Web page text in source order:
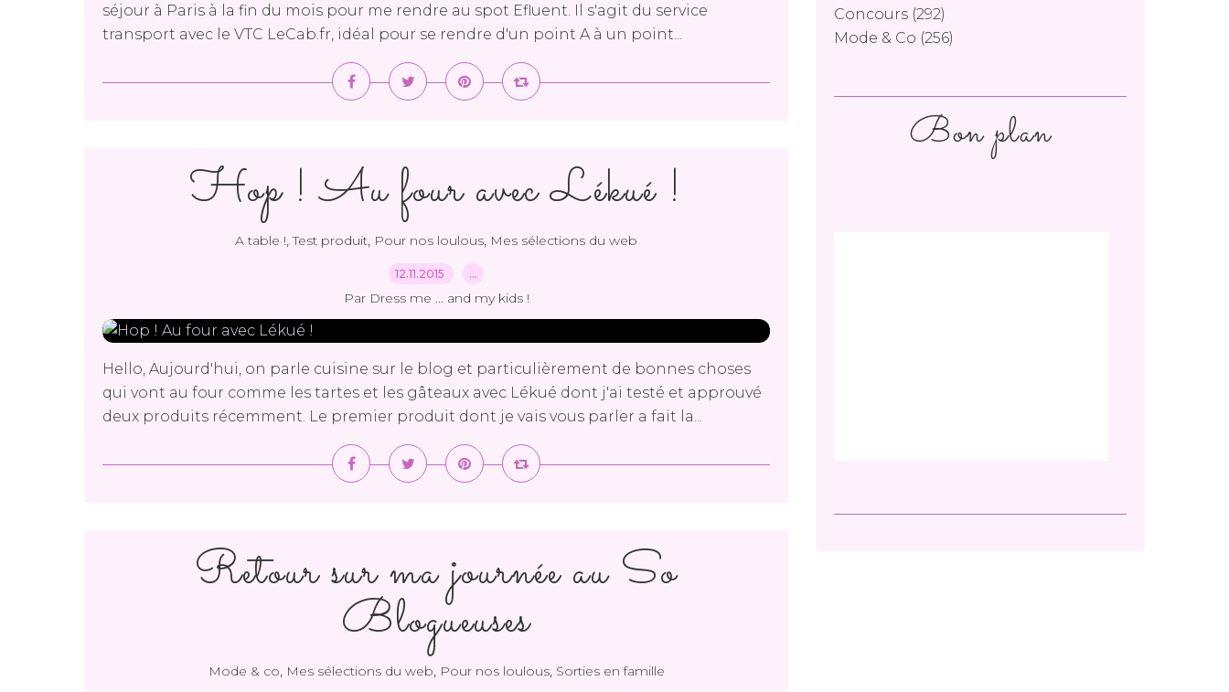
séjour à Paris à la fin du mois pour me rendre au spot Efluent. Il s'agit du service
transport avec le VTC LeCab.fr, idéal pour se rendre d'un point A à un point...
Hop ! Au four avec Lékué !
A table !,Test produit, Pour nos loulous, Mes sélections du web
12.11.2015 …
Par Dress me ... and my kids !
Hello, Aujourd'hui, on parle cuisine sur le blog et particulièrement de bonnes choses
qui vont au four comme les tartes et les gâteaux avec Lékué dont j'ai testé et approuvé
deux produits récemment. Le premier produit dont je vais vous parler a fait la...
Retour sur ma journée au So
Blogueuses
Mode & co, Mes sélections du web, Pour nos loulous, Sorties en famille
Concours (292)
Mode & Co (256)
Bon plan